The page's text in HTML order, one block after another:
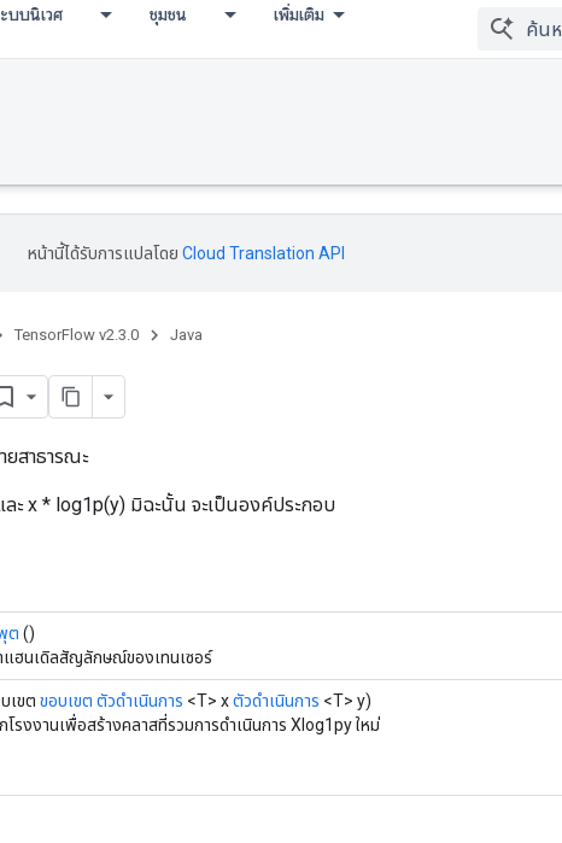
บบนิเวศ ชุมชน เพิ่มเติม
หน้านี้ได้รับการแปลโดย Cloud Translation API
TensorFlow v2.3.0 Java
ยสาธารณะ
ะ x * log1p(y) มิฉะนั้น จะเป็นองค์ประกอบ
ต ()
แฮนเดิลสัญลักษณ์ของเทนเซอร์
เขต ขอบเขต ตัวดำเนินการ <T> xตัวดำเนินการ <T> y)
โรงงานเพื่อสร้างคลาสที่รวมการดำเนินการ Xlog1py ใหม่